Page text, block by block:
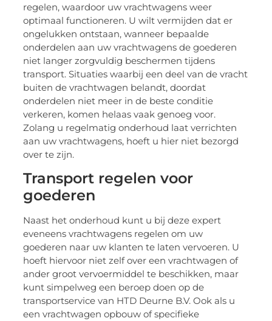
regelen, waardoor uw vrachtwagens weer
optimaal functioneren. U wilt vermijden dat er
ongelukken ontstaan, wanneer bepaalde
onderdelen aan uw vrachtwagens de goederen
niet langer zorgvuldig beschermen tijdens
transport. Situaties waarbij een deel van de vracht
buiten de vrachtwagen belandt, doordat
onderdelen niet meer in de beste conditie
verkeren, komen helaas vaak genoeg voor.
Zolang u regelmatig onderhoud laat verrichten
aan uw vrachtwagens, hoeft u hier niet bezorgd
over te zijn.
Transport regelen voor
goederen
Naast het onderhoud kunt u bij deze expert
eveneens vrachtwagens regelen om uw
goederen naar uw klanten te laten vervoeren. U
hoeft hiervoor niet zelf over een vrachtwagen of
ander groot vervoermiddel te beschikken, maar
kunt simpelweg een beroep doen op de
transportservice van HTD Deurne B.V. Ook als u
een vrachtwagen opbouw of specifieke